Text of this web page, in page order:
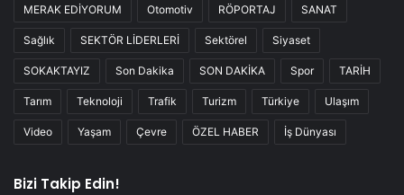
MERAK EDİYORUM Otomotiv RÖPORTAJ SANAT
Sağlık SEKTÖR LİDERLERİ Sektörel Siyaset
SOKAKTAYIZ Son Dakika SON DAKİKA Spor TARİH
Tarım Teknoloji Trafik Turizm Türkiye Ulaşım
Video Yaşam Çevre ÖZEL HABER İş Dünyası
Bizi Takip Edin!